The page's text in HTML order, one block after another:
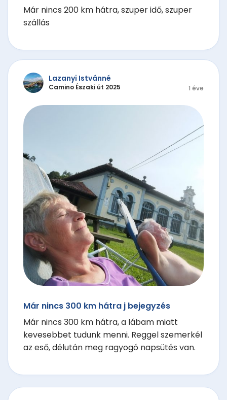
Már nincs 200 km hátra, szuper idő, szuper
szállás
Lazanyi Istvánné
Camino Északi út 2025 1 éve
Már nincs 300 km hátra j bejegyzés
Már nincs 300 km hátra, a lábam miatt
kevesebbet tudunk menni. Reggel szemerkél
az eső, délután meg ragyogó napsütés van.